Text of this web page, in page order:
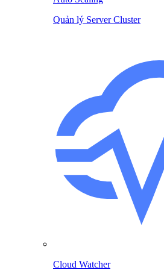
Quản lý Server Cluster
Cloud Watcher